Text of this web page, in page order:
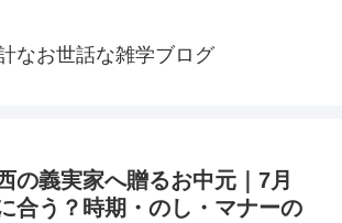
なお世話な雑学ブログ
の義実家へ贈るお中元｜7月
合う？時期・のし・マナーの